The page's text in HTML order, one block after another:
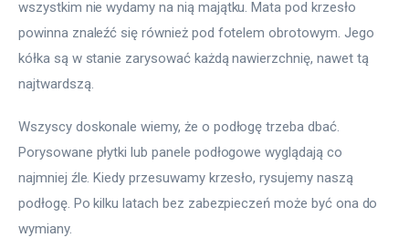
wszystkim nie wydamy na nią majątku. Mata pod krzesło
powinna znaleźć się również pod fotelem obrotowym. Jego
kółka są w stanie zarysować każdą nawierzchnię, nawet tą
najtwardszą.
Wszyscy doskonale wiemy, że o podłogę trzeba dbać.
Porysowane płytki lub panele podłogowe wyglądają co
najmniej źle. Kiedy przesuwamy krzesło, rysujemy naszą
podłogę. Po kilku latach bez zabezpieczeń może być ona do
wymiany.